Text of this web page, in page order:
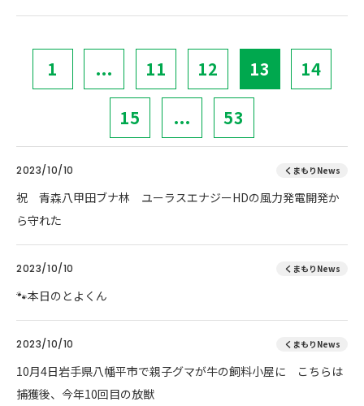
1 ... 11 12 13 14
15 ... 53
2023/10/10 くまもりNews
祝 青森八甲田ブナ林 ユーラスエナジーHDの風力発電開発か
ら守れた
2023/10/10 くまもりNews
🐾本日のとよくん
2023/10/10 くまもりNews
10月4日岩手県八幡平市で親子グマが牛の飼料小屋に こちらは
捕獲後、今年10回目の放獣